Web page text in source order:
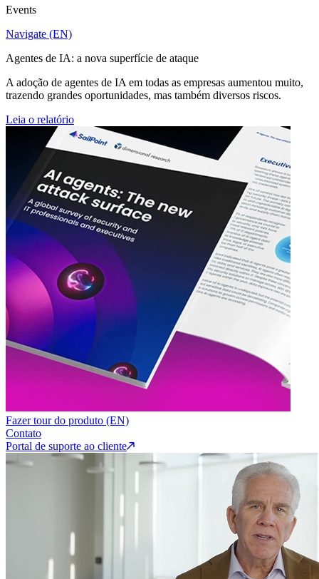
Events
Navigate (EN)
Agentes de IA: a nova superfície de ataque
A adoção de agentes de IA em todas as empresas aumentou muito,
trazendo grandes oportunidades, mas também diversos riscos.
Leia o relatório
Fazer tour do produto (EN)
Contato
Portal de suporte ao cliente